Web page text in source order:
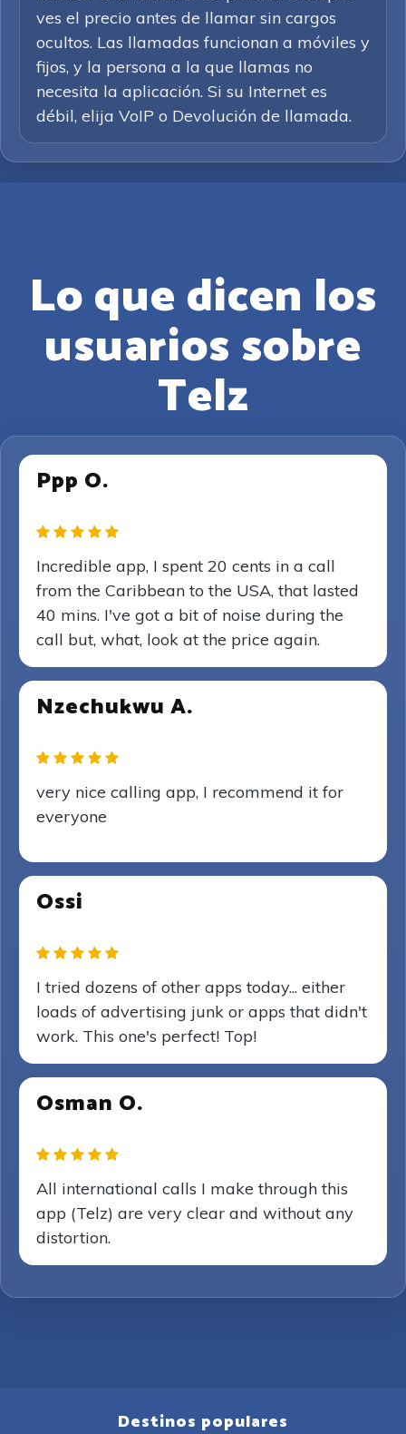
ves el precio antes de llamar sin cargos
ocultos. Las llamadas funcionan a móviles y
fijos, y la persona a la que llamas no
necesita la aplicación. Si su Internet es
débil, elija VoIP o Devolución de llamada.
Lo que dicen los
usuarios sobre
Telz
Ppp O.
Incredible app, I spent 20 cents in a call
from the Caribbean to the USA, that lasted
40 mins. I've got a bit of noise during the
call but, what, look at the price again.
Nzechukwu A.
very nice calling app, I recommend it for
everyone
Ossi
I tried dozens of other apps today... either
loads of advertising junk or apps that didn't
work. This one's perfect! Top!
Osman O.
All international calls I make through this
app (Telz) are very clear and without any
distortion.
Destinos populares